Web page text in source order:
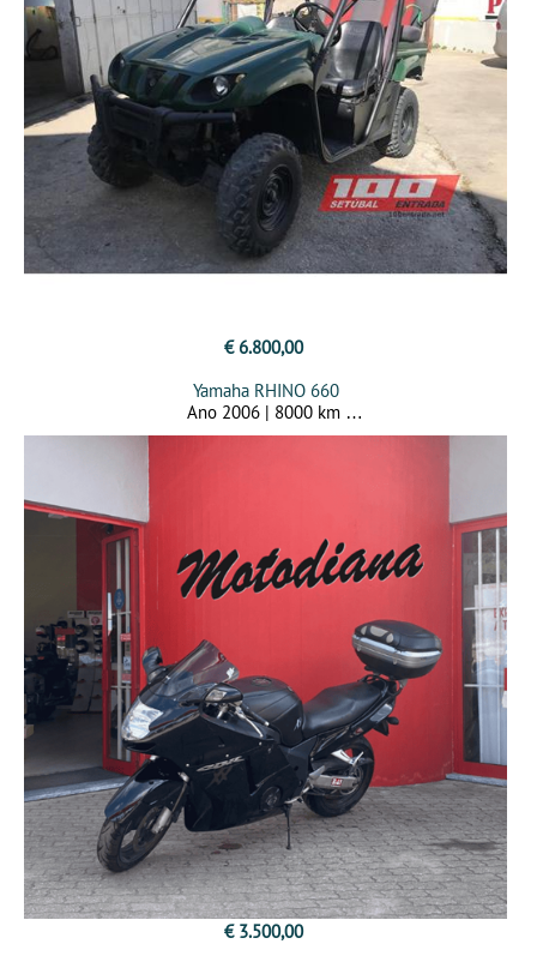
€ 6.800,00
Yamaha RHINO 660
Ano 2006 | 8000 km
€ 3.500,00